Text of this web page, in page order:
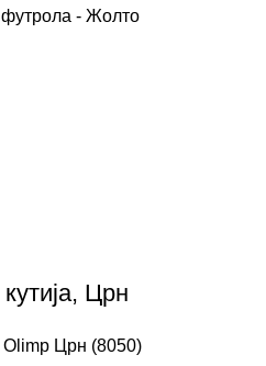
футрола - Жолто
Црн
Olimp Црн (8050)